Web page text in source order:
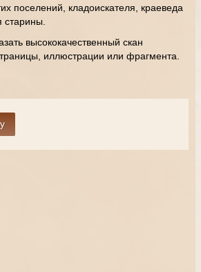
поселений, кладоискателя, краеведа
старины.
высококачественный скан
иллюстрации или фрагмента.